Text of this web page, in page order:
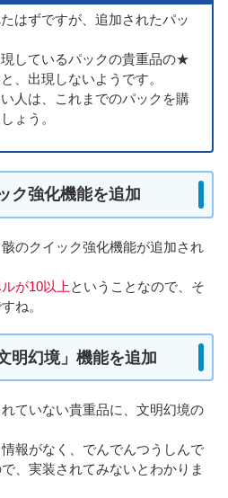
はずですが、追加されたパッ
しているパックの貴重品の★
、出現しないようです。
人は、これまでのパックを購
ょう。
ク強化機能を追加
のクイック強化機能が追加され
が10以上 ということなので、そ
ね。
明幻境」機能を追加
ていない貴重品に、文明幻境の
報がなく、でんでんつうしんで
、実装されてみないとわかりま